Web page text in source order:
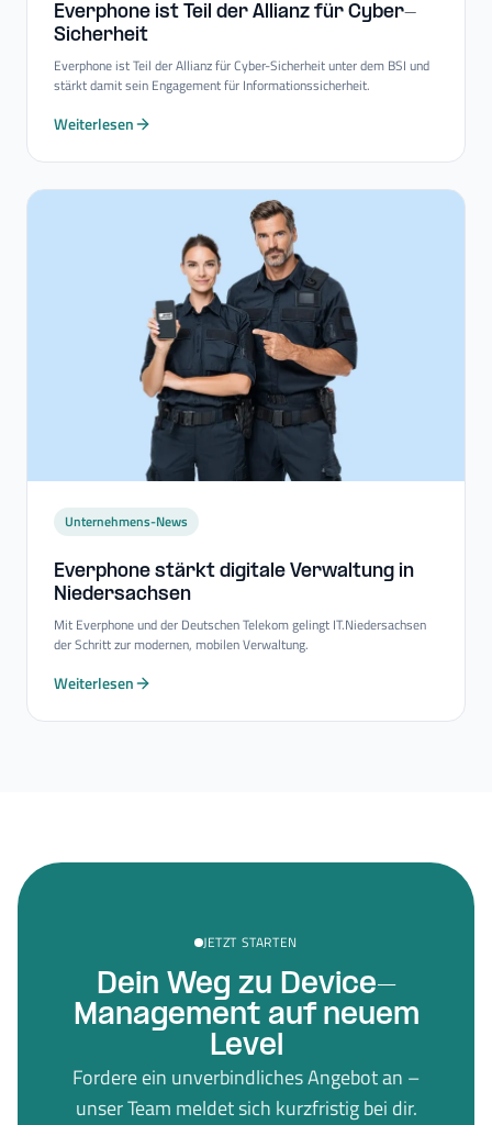
Everphone ist Teil der Allianz für Cyber-​
Sicherheit
Everphone ist Teil der Allianz für Cyber-Sicherheit unter dem BSI und
stärkt damit sein Engagement für Informationssicherheit.
Weiterlesen
Unternehmens-News
Everphone stärkt digitale Verwaltung in
Niedersachsen
Mit Everphone und der Deutschen Telekom gelingt IT.Niedersachsen
der Schritt zur modernen, mobilen Verwaltung.
Weiterlesen
JETZT STARTEN
Dein Weg zu Device-
Management auf neuem
Level
Fordere ein unverbindliches Angebot an –
unser Team meldet sich kurzfristig bei dir.